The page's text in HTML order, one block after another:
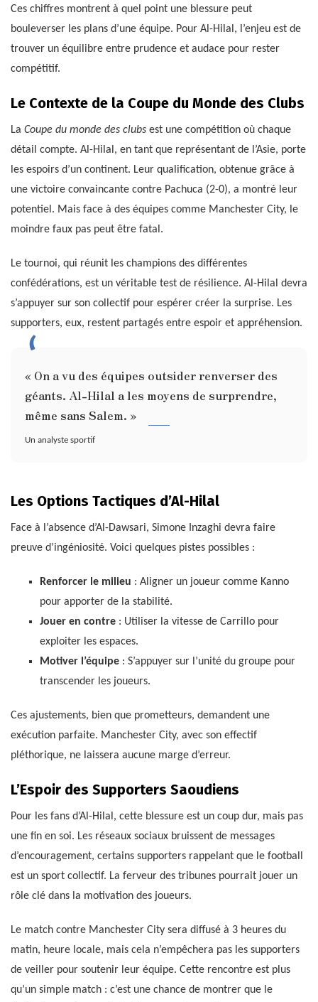
Ces chiffres montrent à quel point une blessure peut
bouleverser les plans d’une équipe. Pour Al-Hilal, l’enjeu est de
trouver un équilibre entre prudence et audace pour rester
compétitif.
Le Contexte de la Coupe du Monde des Clubs
La Coupe du monde des clubs est une compétition où chaque
détail compte. Al-Hilal, en tant que représentant de l’Asie, porte
les espoirs d’un continent. Leur qualification, obtenue grâce à
une victoire convaincante contre Pachuca (2-0), a montré leur
potentiel. Mais face à des équipes comme Manchester City, le
moindre faux pas peut être fatal.
Le tournoi, qui réunit les champions des différentes
confédérations, est un véritable test de résilience. Al-Hilal devra
s’appuyer sur son collectif pour espérer créer la surprise. Les
supporters, eux, restent partagés entre espoir et appréhension.
« On a vu des équipes outsider renverser des
géants. Al-Hilal a les moyens de surprendre,
même sans Salem. »
Un analyste sportif
Les Options Tactiques d’Al-Hilal
Face à l’absence d’Al-Dawsari, Simone Inzaghi devra faire
preuve d’ingéniosité. Voici quelques pistes possibles :
Renforcer le milieu : Aligner un joueur comme Kanno
pour apporter de la stabilité.
Jouer en contre: Utiliser la vitesse de Carrillo pour
exploiter les espaces.
Motiver l’équipe: S’appuyer sur l’unité du groupe pour
transcender les joueurs.
Ces ajustements, bien que prometteurs, demandent une
exécution parfaite. Manchester City, avec son effectif
pléthorique, ne laissera aucune marge d’erreur.
L’Espoir des Supporters Saoudiens
Pour les fans d’Al-Hilal, cette blessure est un coup dur, mais pas
une fin en soi. Les réseaux sociaux bruissent de messages
d’encouragement, certains supporters rappelant que le football
est un sport collectif. La ferveur des tribunes pourrait jouer un
rôle clé dans la motivation des joueurs.
Le match contre Manchester City sera diffusé à 3 heures du
matin, heure locale, mais cela n’empêchera pas les supporters
de veiller pour soutenir leur équipe. Cette rencontre est plus
qu’un simple match : c’est une chance de montrer que le